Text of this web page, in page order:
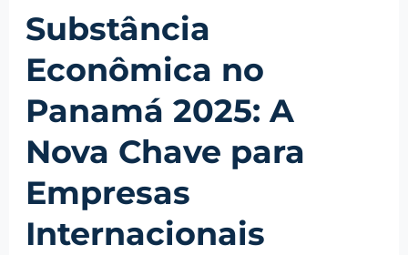
Substância
Econômica no
Panamá 2025: A
Nova Chave para
Empresas
Internacionais